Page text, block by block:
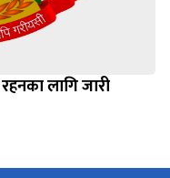
लागि जारी